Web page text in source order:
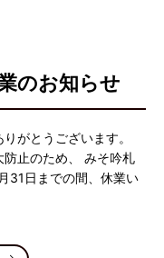
のお知らせ
がとうございます。
止のため、 みそ吟札
31日までの間、休業い